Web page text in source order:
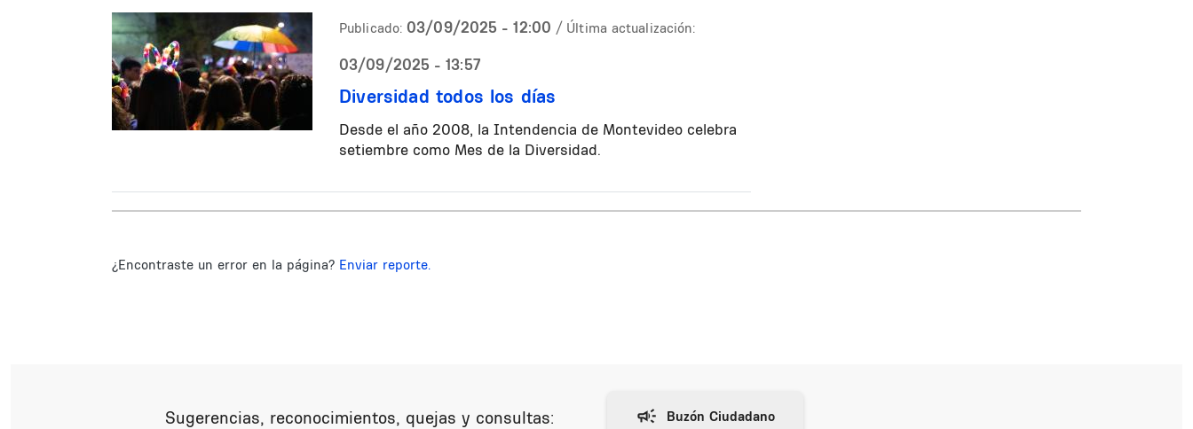
Publicado: 03/09/2025 - 12:00 / Última actualización:
03/09/2025 - 13:57
Diversidad todos los días
Desde el año 2008, la Intendencia de Montevideo celebra
setiembre como Mes de la Diversidad.
¿Encontraste un error en la página? Enviar reporte.
Sugerencias, reconocimientos, quejas y consultas: